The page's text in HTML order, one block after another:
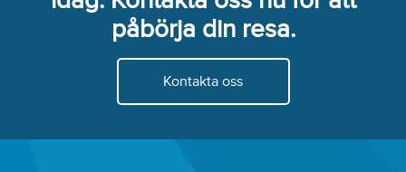
påbörja din resa.
Kontakta oss